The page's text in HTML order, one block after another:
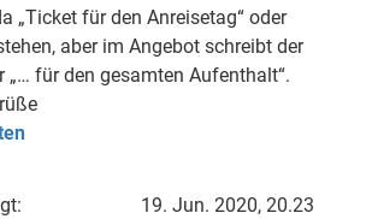
„Ticket für den Anreisetag“ oder
aber im Angebot schreibt der
„… für den gesamten Aufenthalt“.
19. Jun. 2020, 20.23